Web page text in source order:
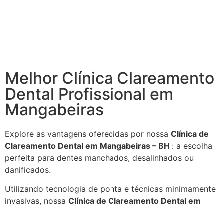
Melhor Clínica Clareamento
Dental Profissional em
Mangabeiras
Explore as vantagens oferecidas por nossa Clínica de
Clareamento Dental em Mangabeiras – BH : a escolha
perfeita para dentes manchados, desalinhados ou
danificados.
Utilizando tecnologia de ponta e técnicas minimamente
invasivas, nossa Clínica de Clareamento Dental em